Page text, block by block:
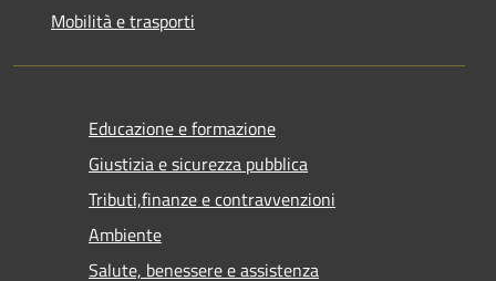
Mobilità e trasporti
Educazione e formazione
Giustizia e sicurezza pubblica
Tributi,finanze e contravvenzioni
Ambiente
Salute, benessere e assistenza